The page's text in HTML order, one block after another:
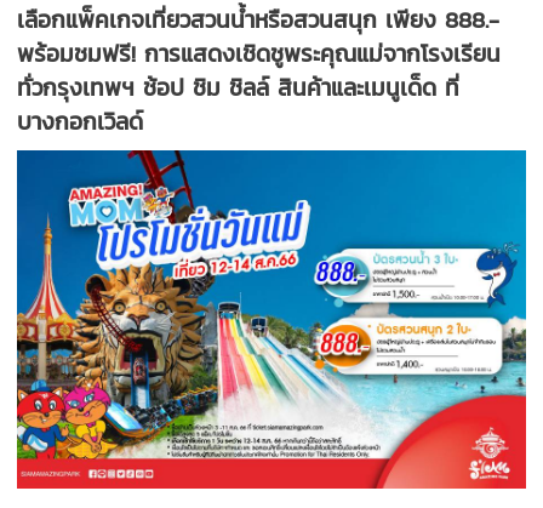
เลือกแพ็คเกจเที่ยวสวนน้ำหรือสวนสนุก เพียง 888.-
พร้อมชมฟรี! การแสดงเชิดชูพระคุณแม่จากโรงเรียน
ทั่วกรุงเทพฯ ช้อป ชิม ชิลล์ สินค้าและเมนูเด็ด ที่
บางกอกเวิลด์